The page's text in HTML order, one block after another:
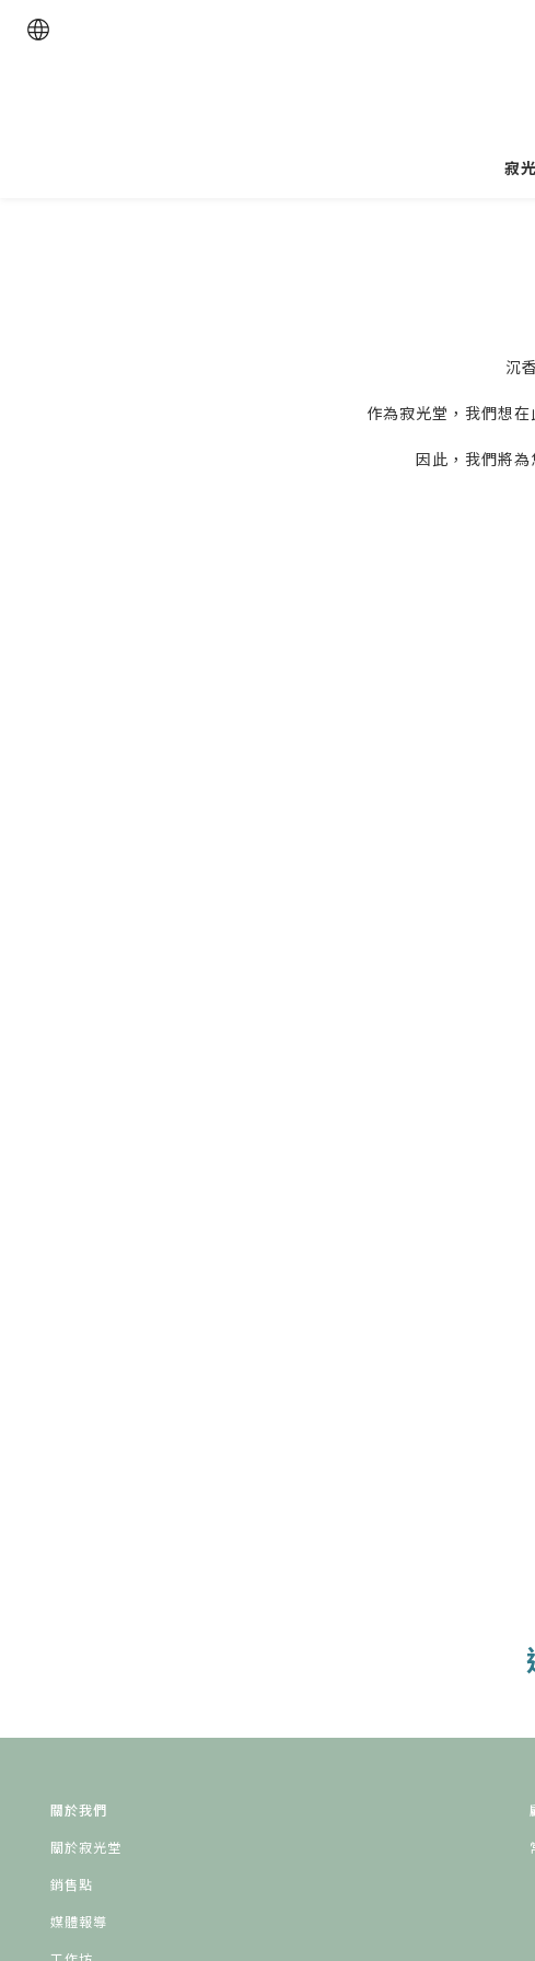
寂
沉
作為寂光堂，我們想
因此，我們將
關於我們
關於寂光堂
銷售點
媒體報導